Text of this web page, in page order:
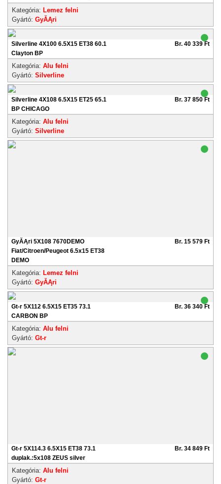
Kategória: Lemez felni
Gyártó: GyĂĄri
Silverline 4X100 6.5X15 ET38 60.1
Clayton BP
Br. 40 339 Ft
Kategória: Alu felni
Gyártó: Silverline
Silverline 4X108 6.5X15 ET25 65.1
BP CHICAGO
Br. 37 850 Ft
Kategória: Alu felni
Gyártó: Silverline
GyĂĄri 5X108 7670DEMO
Fiat/Citroen/Peugeot 6.5x15 ET38
DEMO
Br. 15 579 Ft
Kategória: Lemez felni
Gyártó: GyĂĄri
Gt-r 5X112 6.5X15 ET35 73.1
CARBON BP
Br. 36 340 Ft
Kategória: Alu felni
Gyártó: Gt-r
Gt-r 5X114.3 6.5X15 ET38 73.1
duplak.:5x108 ZEUS silver
Br. 34 849 Ft
Kategória: Alu felni
Gyártó: Gt-r